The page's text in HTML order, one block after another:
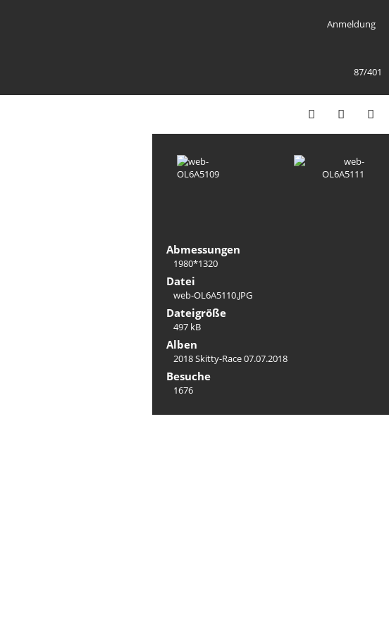
Anmeldung
87/401
Abmessungen
1980*1320
Datei
web-OL6A5110.JPG
Dateigröße
497 kB
Alben
2018 Skitty-Race 07.07.2018
Besuche
1676